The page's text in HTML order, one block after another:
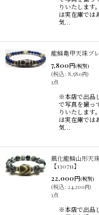
りいたしま
は実在庫では
気…
龍鱗亀甲天珠ブ
7,800円(税別)
(税込: 8,580円)
1点
※本店で出品
で写真を撮っ
りいたしま
は実在庫では
気…
風化龍鱗山形天
【130711】
22,000円(税別)
(税込: 24,200円)
1点
※本店で出品